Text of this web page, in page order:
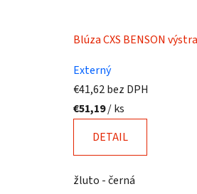
Blúza CXS BENSON
Externý
€41,62 bez DPH
€51,19/ ks
DETAIL
žluto - černá